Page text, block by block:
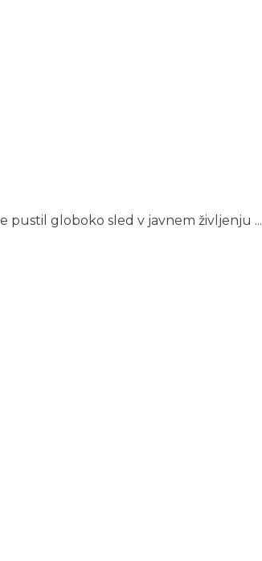
pustil globoko sled v javnem življenju ...